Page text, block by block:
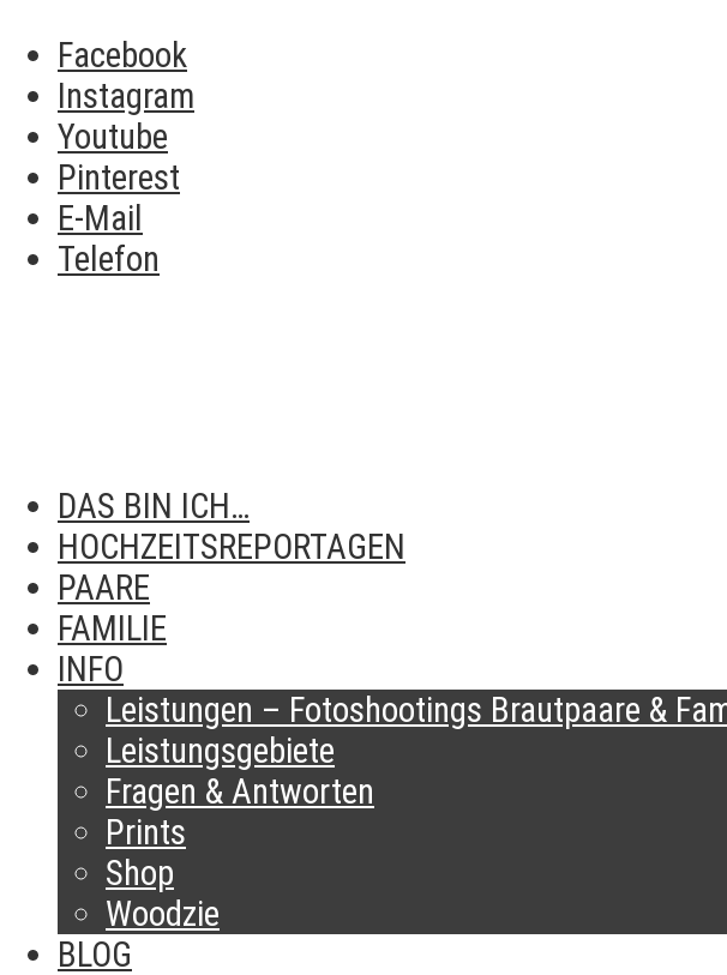
Facebook
Instagram
Youtube
Pinterest
E-Mail
Telefon
DAS BIN ICH…
HOCHZEITSREPORTAGEN
PAARE
FAMILIE
INFO
Leistungen – Fotoshootings Brautpaare &
Leistungsgebiete
Fragen & Antworten
Prints
Shop
Woodzie
BLOG